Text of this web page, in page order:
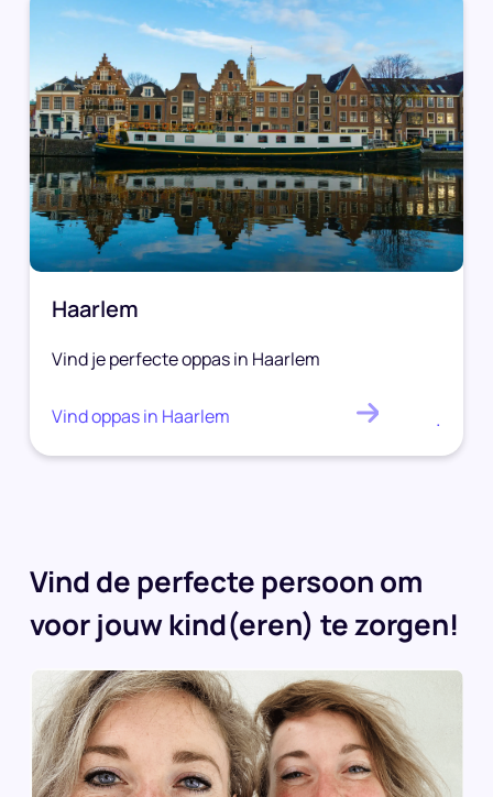
Haarlem
Vind je perfecte oppas in Haarlem
Vind oppas in Haarlem .
Vind de perfecte persoon om
voor jouw kind(eren) te zorgen!